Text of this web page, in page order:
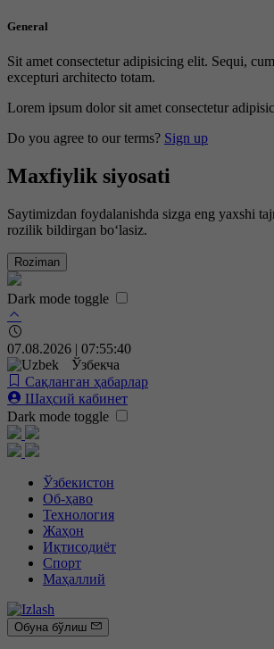
General
Sit amet consectetur adipisicing elit. Sequi,
excepturi architecto totam.
Lorem ipsum dolor sit amet consectetur
Do you agree to our terms? Sign up
Maxfiylik siyosati
Saytimizdan foydalanishda sizga eng yaxshi
rozilik bildirgan bo‘lasiz.
Roziman
Dark mode toggle
07.08.2026 | 07:55:41
Ўзбекча
Сақланган ҳабарлар
Шаҳсий кабинет
Dark mode toggle
Ўзбекистон
Об-ҳаво
Технология
Жаҳон
Иқтисодиёт
Спорт
Маҳаллий
Обуна бўлиш